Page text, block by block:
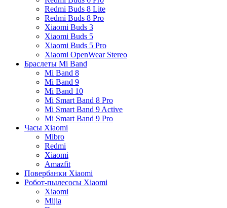
Redmi Buds 8 Lite
Redmi Buds 8 Pro
Xiaomi Buds 3
Xiaomi Buds 5
Xiaomi Buds 5 Pro
Xiaomi OpenWear Stereo
Браслеты Mi Band
Mi Band 8
Mi Band 9
Mi Band 10
Mi Smart Band 8 Pro
Mi Smart Band 9 Active
Mi Smart Band 9 Pro
Часы Xiaomi
Mibro
Redmi
Xiaomi
Amazfit
Повербанки Xiaomi
Робот-пылесосы Xiaomi
Xiaomi
Mijia